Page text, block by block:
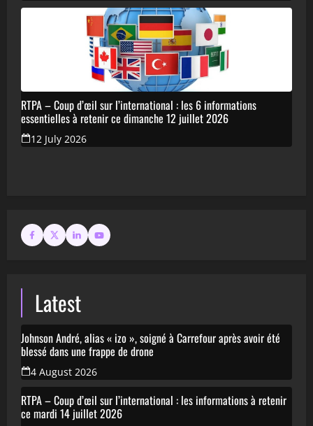
RTPA – Coup d’œil sur l’international : les 6 informations
essentielles à retenir ce dimanche 12 juillet 2026
12 July 2026
Latest
Johnson André, alias « izo », soigné à Carrefour après avoir été
blessé dans une frappe de drone
4 August 2026
RTPA – Coup d’œil sur l’international : les informations à retenir
ce mardi 14 juillet 2026